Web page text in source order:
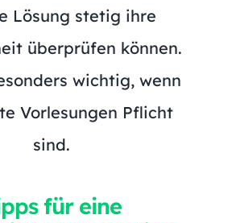
Lösung stetig ihre
überprüfen können.
wichtig, wenn
Vorlesungen Pflicht
sind.
für eine